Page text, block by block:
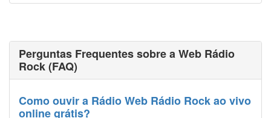
Perguntas Frequentes sobre a Web Rádio
Rock (FAQ)
Como ouvir a Rádio Web Rádio Rock ao vivo
online grátis?